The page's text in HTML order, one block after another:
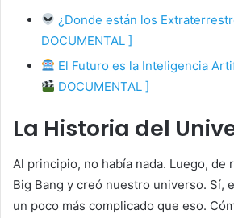
¿Donde están los
DOCUMENTAL ]
El Futuro es la Inteligencia
DOCUMENTAL ]
La Historia del
Al principio, no había nada. Luego, de
Big Bang y creó nuestro universo. Sí,
un poco más complicado que eso.